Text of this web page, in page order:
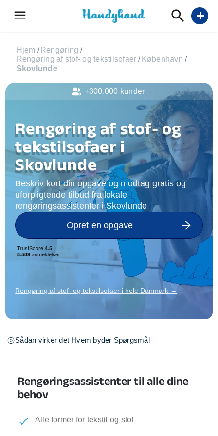
menu add
Hjem / Rengøring /
Rengøring af stof- og tekstilsofaer / København /
Skovlunde
Rengøring af stof- og
tekstilsofaer i
Skovlunde
Beskriv kort din opgave og modtag gratis og
uforpligtende tilbud fra lokale
rengøringsassistenter i Skovlunde
Opret en opgave
Rengøring af stof- og tekstilsofaer i hele Danmark →
Sådan virker det Hvem byder Spørgsmål
Rengøringsassistenter til alle dine
behov
Alle former for tekstil og stof
+300.000 kunder